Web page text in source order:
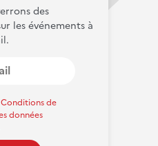
des
les événements à
Conditions de
données